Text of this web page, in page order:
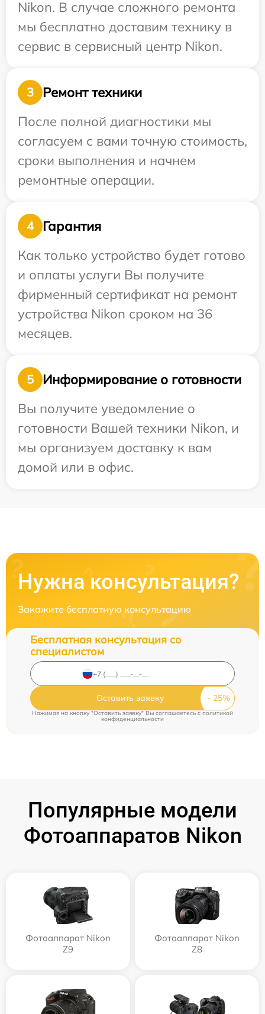
Nikon. В случае сложного ремонта
мы бесплатно доставим технику в
сервис в сервисный центр Nikon.
3
Ремонт техники
После полной диагностики мы
согласуем с вами точную стоимость,
сроки выполнения и начнем
ремонтные операции.
4
Гарантия
Как только устройство будет готово
и оплаты услуги Вы получите
фирменный сертификат на ремонт
устройства Nikon сроком на 36
месяцев.
5
Информирование о готовности
Вы получите уведомление о
готовности Вашей техники Nikon, и
мы организуем доставку к вам
домой или в офис.
Нужна консультация?
Закажите бесплатную консультацию
Бесплатная консультация со
специалистом
Оставить заявку
Нажимая на кнопку "Оставить заявку" Вы соглашаетесь cполитикой
конфиденциальности
Популярные модели
Фотоаппаратов Nikon
Фотоаппарат Nikon
Z9
Фотоаппарат Nikon
Z8